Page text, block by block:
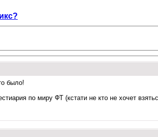
было!
по миру ФТ (кстати не кто не хочет